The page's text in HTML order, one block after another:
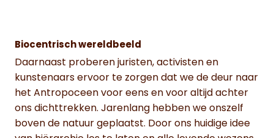
Biocentrisch wereldbeeld
Daarnaast proberen juristen, activisten en
kunstenaars ervoor te zorgen dat we de deur naar
het Antropoceen voor eens en voor altijd achter
ons dichttrekken. Jarenlang hebben we onszelf
boven de natuur geplaatst. Door ons huidige idee